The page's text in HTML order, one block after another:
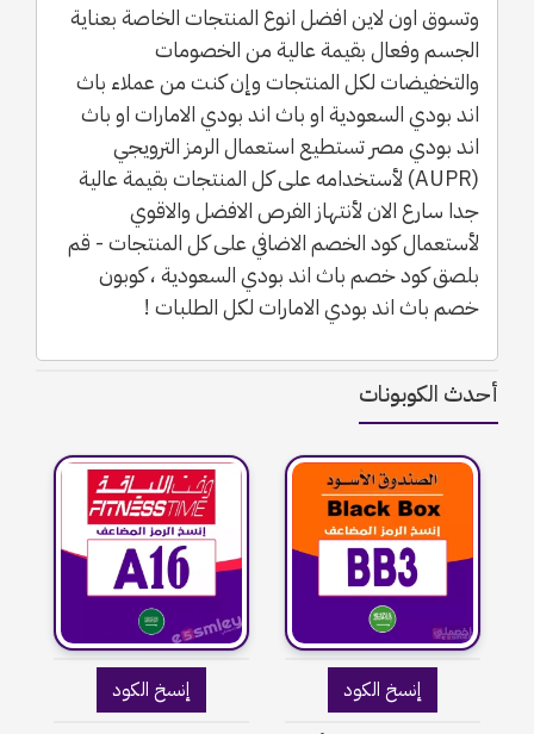
وتسوق اون لاين افضل انوع المنتجات الخاصة بعناية
الجسم وفعال بقيمة عالية من الخصومات
والتخفيضات لكل المنتجات وإن كنت من عملاء باث
اند بودي السعودية او باث اند بودي الامارات او باث
اند بودي مصر تستطيع استعمال الرمز الترويجي
(AUPR) لأستخدامه على كل المنتجات بقيمة عالية
جدا سارع الان لأنتهاز الفرص الافضل والاقوي
لأستعمال كود الخصم الاضافي على كل المنتجات - قم
بلصق كود خصم باث اند بودي السعودية ، كوبون
خصم باث اند بودي الامارات لكل الطلبات !
أحدث الكوبونات
إنسخ الكود إنسخ الكود